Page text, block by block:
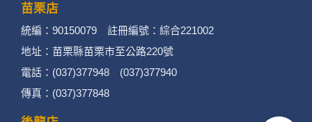
苗栗店
統編：90150079 註冊編號：綜合221002
地址：苗栗縣苗栗市至公路220號
電話：(037)377948 (037)377940
傳真：(037)377848